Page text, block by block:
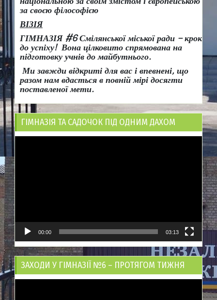
за своєю філософією
ВІЗІЯ
ГІМНАЗІЯ #6 Смілянської міської ради – крок
до успіху! Вона цілковито спрямована на
підготовку учнів до майбутнього.
Ми завжди відкриті для вас і впевнені, що
разом нам вдасться в повній мірі досягти
поставленої мети.
ГІМНАЗІЯ ТА САДОЧОК ПІД ОДНИМ ДАХОМ
00:00 03:13
ЗАХОДИ У ГІМНАЗІЇ №6 – ПРОТЯГОМ ТИЖНЯ